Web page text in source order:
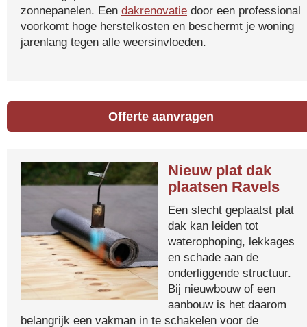
zonnepanelen. Een dakrenovatie door een professional
voorkomt hoge herstelkosten en beschermt je woning
jarenlang tegen alle weersinvloeden.
Offerte aanvragen
Nieuw plat dak
plaatsen Ravels
Een slecht geplaatst plat
dak kan leiden tot
waterophoping, lekkages
en schade aan de
onderliggende structuur.
Bij nieuwbouw of een
aanbouw is het daarom
belangrijk een vakman in te schakelen voor de